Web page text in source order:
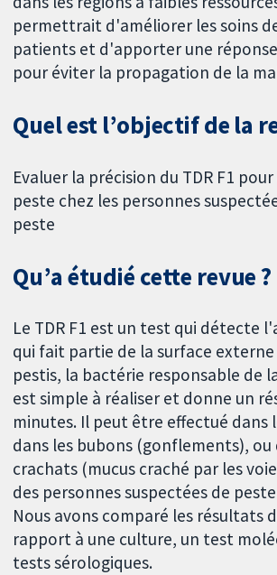
permettrait d'améliorer les soins
patients et d'apporter une
pour éviter la propagation de la
Quel est l’objectif de la
Evaluer la précision du TDR F1
peste chez les personnes
peste
Qu’a étudié cette revue ?
Le TDR F1 est un test qui détecte
qui fait partie de la surface externe
pestis, la bactérie responsable de
est simple à réaliser et donne un
minutes. Il peut être effectué dans
dans les bubons (gonflements), ou
crachats (mucus craché par les
des personnes suspectées de
Nous avons comparé les résultats
rapport à une culture, un test
tests sérologiques.